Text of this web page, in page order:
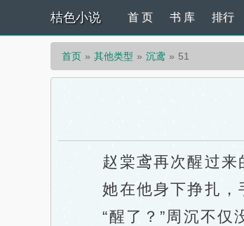
桔色小说 首 页 书 库 排行
首页 其他类型 沉鸢 51
赵棠鸢再次醒过来的
她在他身下挣扎，
“醒了？”周沉不仅没